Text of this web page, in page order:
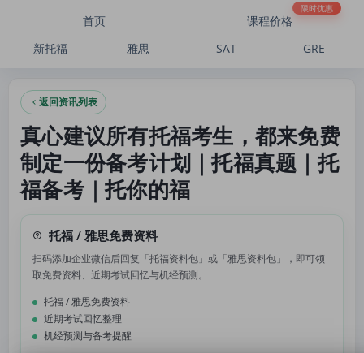
真心建议所有托福考生，都来免费制定一份备考计划｜托福真题｜托福备考｜托你的
首页 课程价格
限时优惠
新托福 雅思 SAT GRE
返回资讯列表
真心建议所有托福考生，都来免费
制定一份备考计划｜托福真题｜托
福备考｜托你的福
托福 / 雅思免费资料
扫码添加企业微信后回复「托福资料包」或「雅思资料包」，即可领
取免费资料、近期考试回忆与机经预测。
托福 / 雅思免费资料
近期考试回忆整理
机经预测与备考提醒